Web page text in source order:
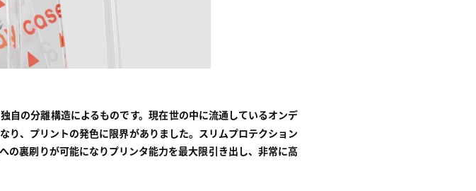
自の分離構造によるものです。現在世の中に流通しているオンデ
り、プリントの発色に限界がありました。スリムプロテクション
の裏刷りが可能になりプリンタ能力を最大限引き出し、非常に高